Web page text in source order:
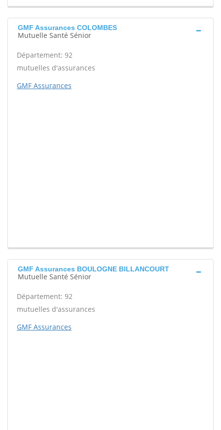
GMF Assurances COLOMBES
Mutuelle Santé Sénior
Département: 92
mutuelles d'assurances
GMF Assurances
GMF Assurances BOULOGNE BILLANCOURT
Mutuelle Santé Sénior
Département: 92
mutuelles d'assurances
GMF Assurances